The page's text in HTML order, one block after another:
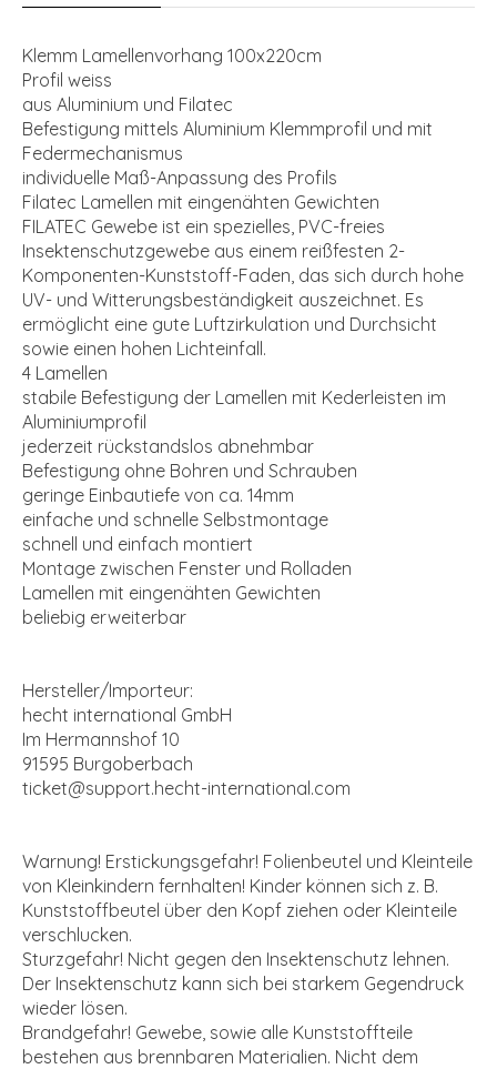
Klemm Lamellenvorhang 100x220cm
Profil weiss
aus Aluminium und Filatec
Befestigung mittels Aluminium Klemmprofil und mit
Federmechanismus
individuelle Maß-Anpassung des Profils
Filatec Lamellen mit eingenähten Gewichten
FILATEC Gewebe ist ein spezielles, PVC-freies
Insektenschutzgewebe aus einem reißfesten 2-
Komponenten-Kunststoff-Faden, das sich durch hohe
UV- und Witterungsbeständigkeit auszeichnet. Es
ermöglicht eine gute Luftzirkulation und Durchsicht
sowie einen hohen Lichteinfall.
4 Lamellen
stabile Befestigung der Lamellen mit Kederleisten im
Aluminiumprofil
jederzeit rückstandslos abnehmbar
Befestigung ohne Bohren und Schrauben
geringe Einbautiefe von ca. 14mm
einfache und schnelle Selbstmontage
schnell und einfach montiert
Montage zwischen Fenster und Rolladen
Lamellen mit eingenähten Gewichten
beliebig erweiterbar
Hersteller/Importeur:
hecht international GmbH
Im Hermannshof 10
91595 Burgoberbach
ticket@support.hecht-international.com
Warnung! Erstickungsgefahr! Folienbeutel und Kleinteile
von Kleinkindern fernhalten! Kinder können sich z. B.
Kunststoffbeutel über den Kopf ziehen oder Kleinteile
verschlucken.
Sturzgefahr! Nicht gegen den Insektenschutz lehnen.
Der Insektenschutz kann sich bei starkem Gegendruck
wieder lösen.
Brandgefahr! Gewebe, sowie alle Kunststoffteile
bestehen aus brennbaren Materialien. Nicht dem